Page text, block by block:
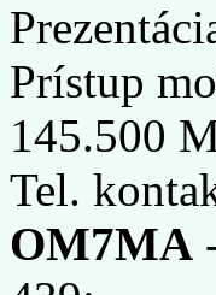
Prístup
145.500
Tel.
OM7MA